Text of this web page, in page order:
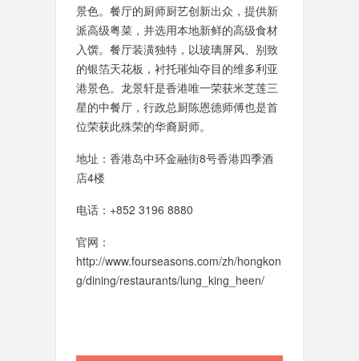
景色。餐厅的厨师厨艺创新出众，提供新
派高级粤菜，并选用本地新鲜的高级食材
入馔。餐厅装潢独特，以玻璃屏风、别致
的银箔天花板，衬托璀灿夺目的维多利亚
港景色。龙景轩是香港唯一荣获米芝莲三
星的中餐厅，行政总厨陈恩德师傅也是首
位荣获此殊荣的华裔厨师。
地址：香港岛中环金融街8号香港四季酒
店4楼
电话：+852 3196 8880
官网：
http://www.fourseasons.com/zh/hongkon
g/dining/restaurants/lung_king_heen/